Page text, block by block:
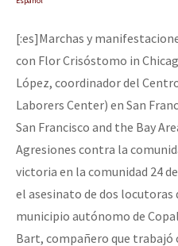
[:es]Marchas y
con Flor Crisóstomo in
López, coordinador del
Laborers Center) en San
San Francisco and the Bay
Agresiones contra la
victoria en la comunidad 24
el asesinato de dos locutoras
municipio autónomo de
Bart, compañero que trabajó